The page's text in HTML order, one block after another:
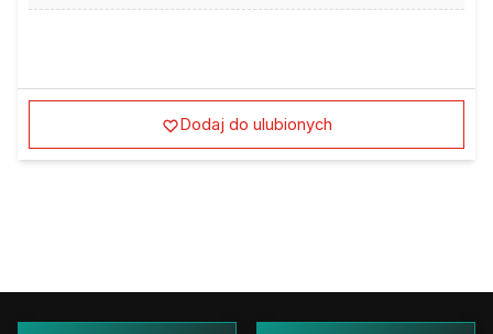
Dodaj do ulubionych